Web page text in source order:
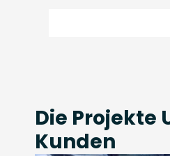
Die Projekte
Kunden